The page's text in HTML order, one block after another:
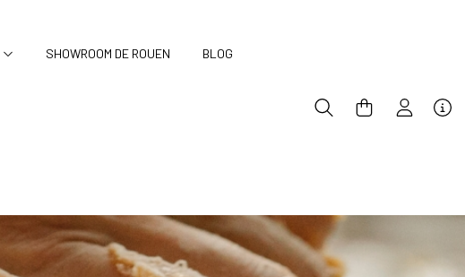
SHOWROOM DE ROUEN BLOG